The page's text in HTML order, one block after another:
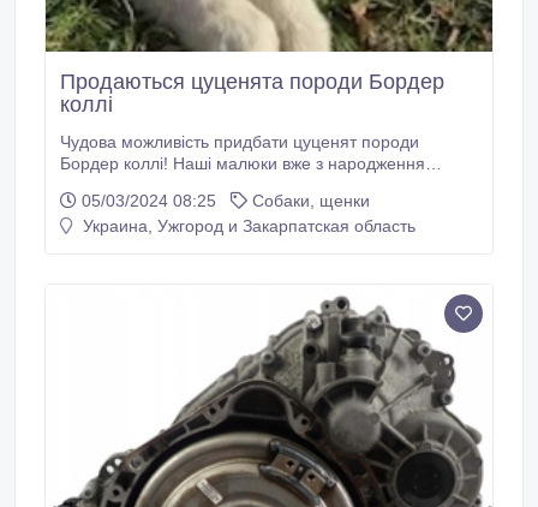
Продаються цуценята породи Бордер
коллі
Чудова можливість придбати цуценят породи
Бордер коллі! Наші малюки вже з народження
вірними супутниками та помічниками! Бордер коллі -
це не лише смарт, але й робочий пес. Вони мають
терапевтичних програмах або в ролі пастухів.
05/03/2024 08:25
Собаки, щенки
Украина, Ужгород и Закарпатская область